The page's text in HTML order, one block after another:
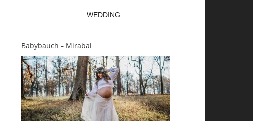
WEDDING
Babybauch – Mirabai